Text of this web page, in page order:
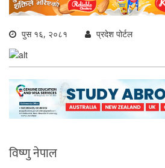
पुस १६, २०८१ प्रदेश पोर्टल
विष्णु नेपाल